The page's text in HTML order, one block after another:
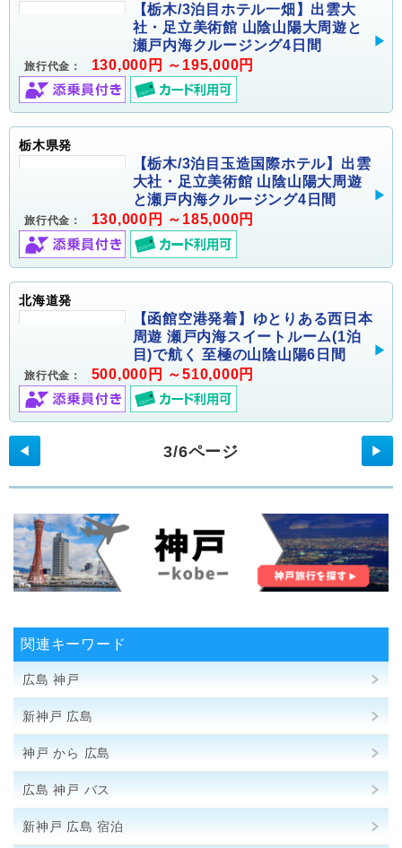
【栃木/3泊目ホテル一畑】出雲大
社・足立美術館 山陰山陽大周遊と
瀬戸内海クルージング4日間
旅行代金： 130,000円 ～195,000円
栃木県発
【栃木/3泊目玉造国際ホテル】出雲
大社・足立美術館 山陰山陽大周遊
と瀬戸内海クルージング4日間
旅行代金： 130,000円 ～185,000円
北海道発
【函館空港発着】ゆとりある西日本
周遊 瀬戸内海スイートルーム(1泊
目)で航く 至極の山陰山陽6日間
旅行代金： 500,000円 ～510,000円
3/6ページ
◀ ▶
関連キーワード
広島 神戸
新神戸 広島
神戸 から 広島
広島 神戸 バス
新神戸 広島 宿泊